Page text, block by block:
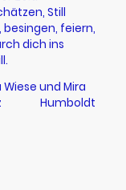
Still
feiern,
dich ins
und Mira
Humboldt